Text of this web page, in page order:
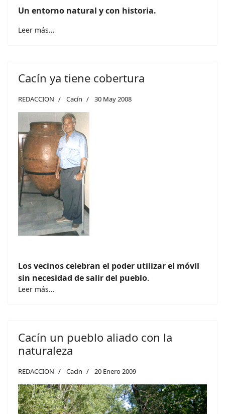
Un entorno natural y con historia.
Leer más…
Cacín ya tiene cobertura
REDACCION Cacín 30 May 2008
Los vecinos celebran el poder utilizar el móvil
sin necesidad de salir del pueblo.
Leer más…
Cacín un pueblo aliado con la
naturaleza
REDACCION Cacín 20 Enero 2009